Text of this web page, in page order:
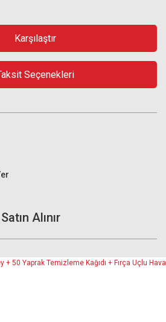
Karşılaştır
Seçenekleri
Alınır